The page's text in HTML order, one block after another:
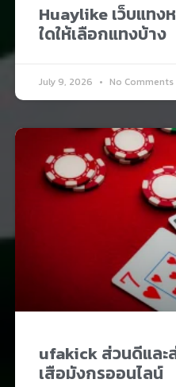
Huaylike เว็บแทง
ใดให้เลือกแทงบ้าง
July 9, 2026 No Comments
ufakick ส่วนดีและ
เสือมังกรออนไลน์